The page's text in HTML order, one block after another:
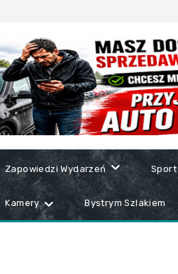
Zapowiedzi Wydarzeń Sport
Kamery Bystrym Szlakiem